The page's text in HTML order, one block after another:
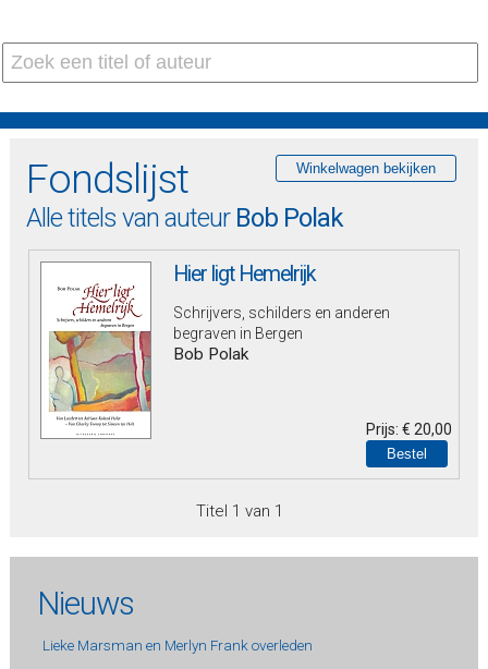
Fondslijst
Alle titels van auteur Bob Polak
Hier ligt Hemelrijk
Schrijvers, schilders en anderen
begraven in Bergen
Bob Polak
Prijs:€ 20,00
Titel 1 van 1
Nieuws
Lieke Marsman en Merlyn Frank overleden